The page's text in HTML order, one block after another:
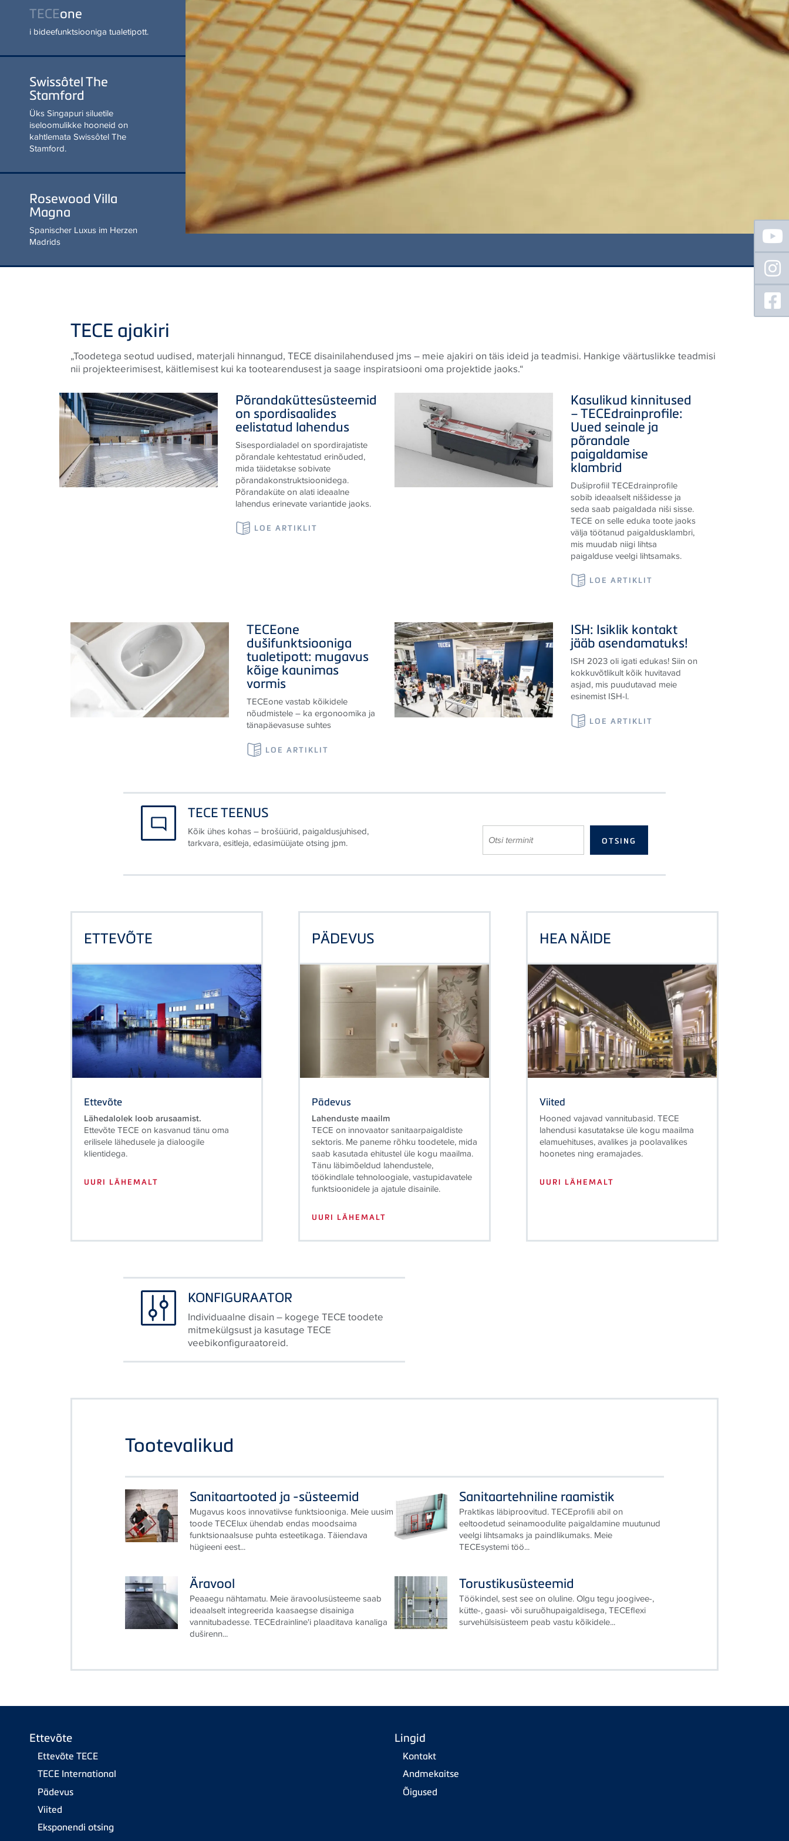
UURI LÄHEMALT
Swissôtel The
Stamford
Üks Singapuri siluetile
iseloomulikke hooneid on
kahtlemata Swissôtel The
Rosewood Villa
Magna
Spanischer Luxus im
TECE ajakiri
„Toodetega seotud uudised, materjali hinnangud,TECEdisainilahendused jms – meie ajakiri on täis ideid ja teadmisi. Hankige väärtuslikke teadmisi
nii projekteerimisest, käitlemisest kui ka tootearendusest ja saage inspiratsiooni oma projektide jaoks.“
Põrandaküttesüsteemid
on spordisaalides
eelistatud lahendus
Sisespordialadel on spordirajatiste
põrandale kehtestatud erinõuded,
mida täidetakse sobivate
põrandakonstruktsioonidega.
Põrandaküte on alati ideaalne
Kasulikud kinnitused
–TECEdrainprofile:
Uued seinale ja
põrandale
paigaldamise
klambrid
DušiprofiilTECE drainprofile
sobib ideaalselt niššidesse ja
seda saab paigaldada niši sisse.
TECEon selle eduka toote jaoks
välja töötanud paigaldusklambri,
mis muudab niigi lihtsa
TECEone
dušifunktsiooniga
tualetipott: mugavus
kõige kaunimas
vormis
TECEone vastab kõikidele
nõudmistele – ka ergonoomika ja
ISH: Isiklik kontakt
jääb asendamatuks!
ISH 2023 oli igati edukas! Siin on
kokkuvõtlikult kõik huvitavad
asjad, mis puudutavad meie
TECE TEENUS
Kõik ühes kohas – brošüürid, paigaldusjuhised,
ETTEVÕTE
Ettevõte
Lähedalolek loob arusaamist.
Ettevõte TECE on kasvanud tänu oma
erilisele lähedusele ja dialoogile
PÄDEVUS
Pädevus
Lahenduste maailm
TECE on innovaator sanitaarpaigaldiste
sektoris. Me paneme rõhku toodetele, mida
saab kasutada ehitustel üle kogu maailma.
Tänu läbimõeldud lahendustele,
töökindlale tehnoloogiale, vastupidavatele
HEA NÄIDE
Viited
Hooned vajavad vannitubasid. TECE
lahendusi kasutatakse üle kogu maailma
elamuehituses, avalikes ja poolavalikes
KONFIGURAATOR
Individuaalne disain – kogege TECE toodete
mitmekülgsust ja kasutage TECE
veebikonfiguraatoreid.
Tootevalikud
Sanitaartooted ja -süsteemid
Mugavus koos innovatiivse funktsiooniga. Meie uusim
toode TECElux ühendab endas moodsaima
funktsionaalsuse puhta esteetikaga. Täiendava
Sanitaartehniline raamistik
Praktikas läbiproovitud. TECEprofili abil on
eeltoodetud seinamoodulite paigaldamine muutunud
veelgi lihtsamaks ja paindlikumaks. Meie
Äravool
Peaaegu nähtamatu. Meie äravoolusüsteeme saab
ideaalselt integreerida kaasaegse disainiga
vannitubadesse. TECEdrainline'i plaaditava kanaliga
Torustikusüsteemid
Töökindel, sest see on oluline. Olgu tegu joogivee-,
kütte-, gaasi- või suruõhupaigaldisega, TECEflexi
Lingid
Andmekaitse
Õigused
Floating
Sidebar